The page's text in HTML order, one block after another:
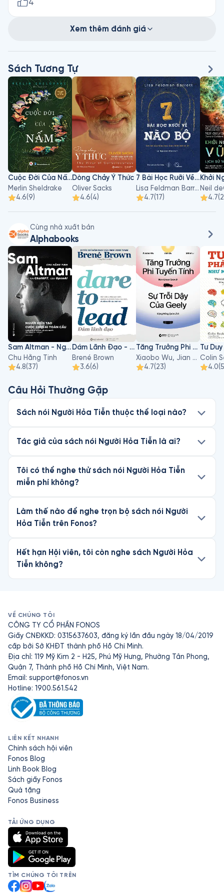
4
Xem thêm đánh giá
Sách Tương Tự
Cuộc Đời Của Nấm
Merlin Sheldrake
4.6(9)
Dòng Chảy Ý Thức
Oliver Sacks
4.6(4)
7 Bài Học Rưỡi Về Não Bộ
Lisa Feldman Barrett
4.7(17) 4.7(
Cùng nhà xuất bản
Alphabooks
Sam Altman - Người Kiến Tạo Cuộc Chơi AI Toàn Cầu
Chu Hằng Tinh
4.8(37)
Dám Lãnh Đạo - Dare To Lead
Brené Brown
3.6(6)
Tăng Trưởng Phi Tuyến Tính - Sự Trỗi Dậy Của Geely
Xiaobo Wu, Jian Du, Sihan Li
4.7(23)
Colin
4.0(
Câu Hỏi Thường Gặp
Sách nói Người Hỏa Tiễn thuộc thể loại nào?
Tác giả của sách nói Người Hỏa Tiễn là ai?
Tôi có thể nghe thử sách nói Người Hỏa Tiễn
miễn phí không?
Làm thế nào để nghe trọn bộ sách nói Người
Hỏa Tiễn trên Fonos?
Hết hạn Hội viên, tôi còn nghe sách Người Hỏa
Tiễn không?
VỀ CHÚNG TÔI
CÔNG TY CỔ PHẦN FONOS
Giấy CNĐKKD: 0315637603, đăng ký lần đầu ngày 18/04/2019
cấp bởi Sở KHĐT thành phố Hồ Chí Minh.
Địa chỉ: 119 Mỹ Kim 2 - H25, Phú Mỹ Hưng, Phường Tân Phong,
Quận 7, Thành phố Hồ Chí Minh, Việt Nam.
Email: support@fonos.vn
Hotline: 1900.561.542
LIÊN KẾT NHANH
Chính sách hội viên
Fonos Blog
Linh Book Blog
Sách giấy Fonos
Quà tặng
Fonos Business
TẢI ỨNG DỤNG
TÌM CHÚNG TÔI TRÊN
Facebook
Instagram
YouTube
Zalo